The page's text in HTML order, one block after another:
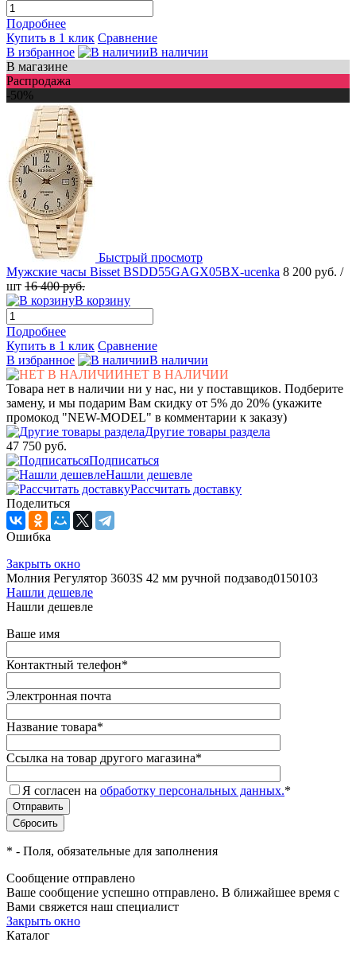
Подробнее
Купить в 1 клик Сравнение
В избранное
В наличии
В магазине
Распродажа
-50%
Быстрый просмотр
Мужские часы Bisset BSDD55GAGX05BX-ucenka 8 200 руб. /
шт 16 400 руб.
В корзину
Подробнее
Купить в 1 клик Сравнение
В избранное
В наличии
НЕТ В НАЛИЧИИ
Товара нет в наличии ни у нас, ни у поставщиков. Подберите
замену, и мы подарим Вам скидку от 5% до 20% (укажите
промокод "NEW-MODEL" в комментарии к заказу)
Другие товары раздела
47 750 руб.
Подписаться
Нашли дешевле
Рассчитать доставку
Поделиться
Ошибка
Закрыть окно
Молния Регулятор 3603S 42 мм ручной подзавод0150103
Нашли дешевле
Нашли дешевле
Ваше имя
Контактный телефон*
Электронная почта
Название товара*
Ссылка на товар другого магазина*
Я согласен на обработку персональных данных.*
* - Поля, обязательные для заполнения
Сообщение отправлено
Ваше сообщение успешно отправлено. В ближайшее время с
Вами свяжется наш специалист
Закрыть окно
Каталог